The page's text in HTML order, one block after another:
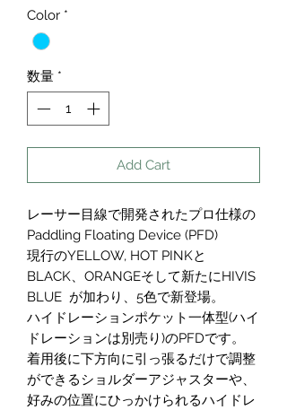
Color *
数量 *
Add Cart
レーサー目線で開発されたプロ仕様の
Paddling Floating Device (PFD)
現行のYELLOW, HOT PINKと
BLACK、ORANGEそして新たにHIVIS
BLUE が加わり、5色で新登場。
ハイドレーションポケット一体型(ハイ
ドレーションは別売り)のPFDです。
着用後に下方向に引っ張るだけで調整
ができるショルダーアジャスターや、
好みの位置にひっかけられるハイドレ